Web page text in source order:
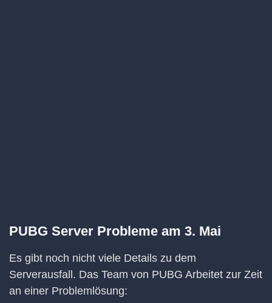
PUBG Server Probleme am 3. Mai
Es gibt noch nicht viele Details zu dem
Serverausfall. Das Team von PUBG Arbeitet zur Zeit
an einer Problemlösung: